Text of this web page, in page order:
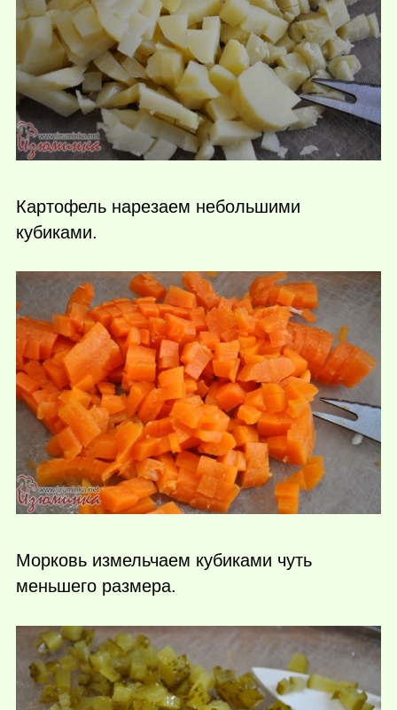
Картофель нарезаем небольшими
кубиками.
Морковь измельчаем кубиками чуть
меньшего размера.